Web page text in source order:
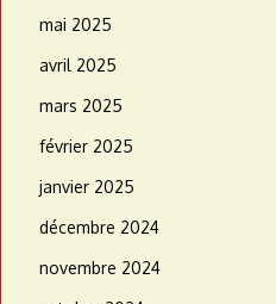
mai 2025
avril 2025
mars 2025
février 2025
janvier 2025
décembre 2024
novembre 2024